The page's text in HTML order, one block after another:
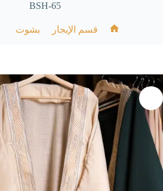
BSH-65
قسم الإيجار بشوت